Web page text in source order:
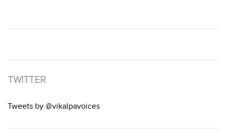
TWITTER
Tweets by @vikalpavoices